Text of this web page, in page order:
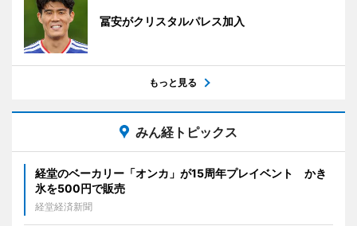
冨安がクリスタルパレス加入
もっと見る
みん経トピックス
経堂のベーカリー「オンカ」が15周年プレイベント かき
氷を500円で販売
経堂経済新聞